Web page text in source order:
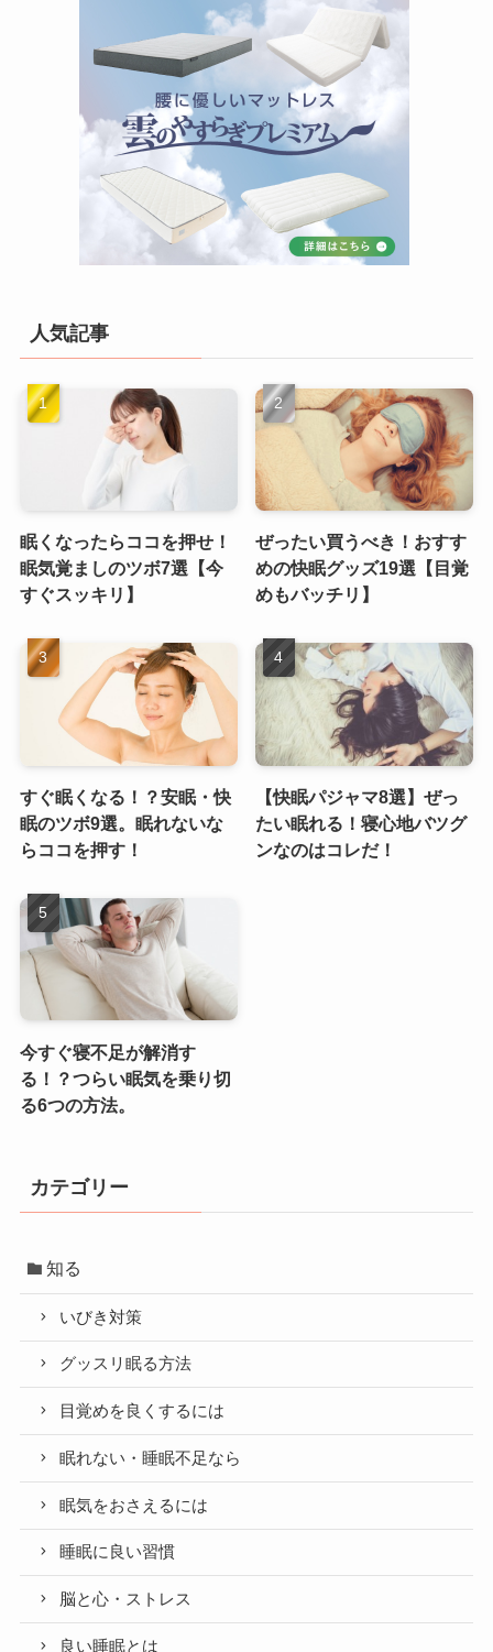
人気記事
眠くなったらココを押せ！
眠気覚ましのツボ7選【今
すぐスッキリ】
ぜったい買うべき！おすす
めの快眠グッズ19選【目覚
めもバッチリ】
すぐ眠くなる！？安眠・快
眠のツボ9選。眠れないな
らココを押す！
【快眠パジャマ8選】ぜっ
たい眠れる！寝心地バツグ
ンなのはコレだ！
今すぐ寝不足が解消す
る！？つらい眠気を乗り切
る6つの方法。
カテゴリー
知る
いびき対策
グッスリ眠る方法
目覚めを良くするには
眠れない・睡眠不足なら
眠気をおさえるには
睡眠に良い習慣
脳と心・ストレス
良い睡眠とは